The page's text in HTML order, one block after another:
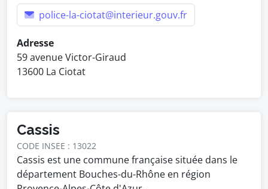
police-la-ciotat@interieur.gouv.fr
Adresse
59 avenue Victor-Giraud
13600 La Ciotat
Cassis
CODE INSEE : 13022
Cassis est une commune française située dans le
département Bouches-du-Rhône en région